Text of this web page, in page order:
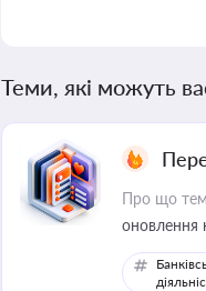
Теми, які можуть
Про що
оновлення